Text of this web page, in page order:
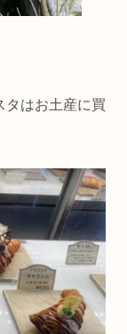
タはお土産に買